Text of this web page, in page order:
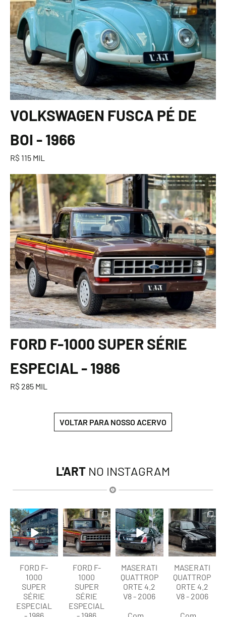
VOLKSWAGEN FUSCA PÉ DE
BOI - 1966
R$ 115 MIL
FORD F-1000 SUPER SÉRIE
ESPECIAL - 1986
R$ 285 MIL
VOLTAR PARA NOSSO ACERVO
L'ART NO INSTAGRAM
lart.br
Ago 7
FORD F-
1000
SUPER
SÉRIE
ESPECIAL
lart.br
Ago 7
FORD F-
1000
SUPER
SÉRIE
ESPECIAL
lart.br
Ago 6
MASERATI
QUATTROP
ORTE 4.2
V8 - 2006
lart.br
Ago 6
MASERATI
QUATTROP
ORTE 4.2
V8 - 2006